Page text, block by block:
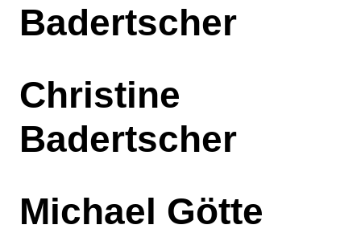
Badertscher
Christine
Badertscher
Michael Götte